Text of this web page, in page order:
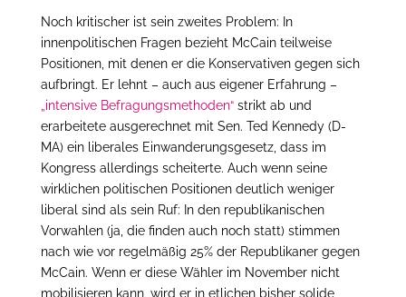
Noch kritischer ist sein zweites Problem: In
innenpolitischen Fragen bezieht McCain teilweise
Positionen, mit denen er die Konservativen gegen sich
aufbringt. Er lehnt – auch aus eigener Erfahrung –
„intensive Befragungsmethoden“strikt ab und
erarbeitete ausgerechnet mit Sen. Ted Kennedy (D-
MA) ein liberales Einwanderungsgesetz, dass im
Kongress allerdings scheiterte. Auch wenn seine
wirklichen politischen Positionen deutlich weniger
liberal sind als sein Ruf: In den republikanischen
Vorwahlen (ja, die finden auch noch statt) stimmen
nach wie vor regelmäßig 25% der Republikaner gegen
McCain. Wenn er diese Wähler im November nicht
mobilisieren kann, wird er in etlichen bisher solide